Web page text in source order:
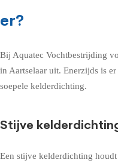
er?
Bij Aquatec Vochtbestrijding
in Aartselaar uit. Enerzijds is
soepele kelderdichting.
Stijve
Een stijve kelderdichting